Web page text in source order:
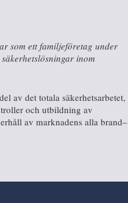
som ett familjeföretag under
inom
av det totala säkerhetsarbetet,
och utbildning av
av marknadens alla brand–